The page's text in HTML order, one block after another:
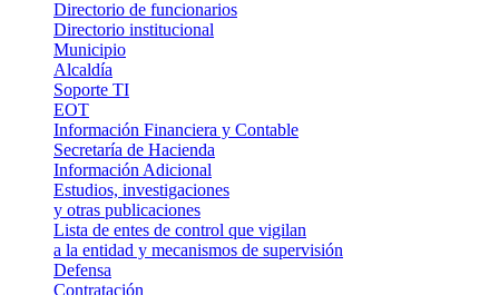
Directorio de funcionarios
Directorio institucional
Municipio
Alcaldía
Soporte TI
EOT
Información Financiera y Contable
Secretaría de Hacienda
Información Adicional
Estudios, investigaciones
y otras publicaciones
Lista de entes de control que vigilan
a la entidad y mecanismos de supervisión
Defensa
Contratación